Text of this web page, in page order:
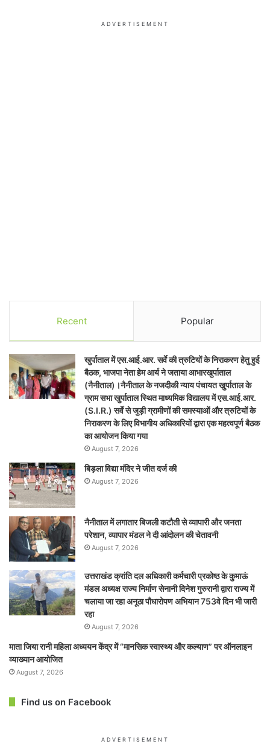
ADVERTISEMENT
Recent Popular
खुर्पाताल में एस.आई.आर. सर्वे की त्रुटियों के निराकरण हेतु हुई
बैठक, भाजपा नेता हेम आर्य ने जताया आभारखुर्पाताल
(नैनीताल)।नैनीताल के नजदीकी न्याय पंचायत खुर्पाताल के
ग्राम सभा खुर्पाताल स्थित माध्यमिक विद्यालय में एस.आई.आर.
(S.I.R.) सर्वे से जुड़ी ग्रामीणों की समस्याओं और त्रुटियों के
निराकरण के लिए विभागीय अधिकारियों द्वारा एक महत्वपूर्ण बैठक
का आयोजन किया गया
August 7, 2026
बिड़ला विद्या मंदिर ने जीत दर्ज की
August 7, 2026
नैनीताल में लगातार बिजली कटौती से व्यापारी और जनता
परेशान, व्यापार मंडल ने दी आंदोलन की चेतावनी
August 7, 2026
उत्तराखंड क्रांति दल अधिकारी कर्मचारी प्रकोष्ठ के कुमाऊं
मंडल अध्यक्ष राज्य निर्माण सेनानी दिनेश गुरुरानी द्वारा राज्य में
चलाया जा रहा अनूठा पौधारोपण अभियान 753वे दिन भी जारी
रहा
August 7, 2026
माता जिया रानी महिला अध्ययन केंद्र में “मानसिक स्वास्थ्य और कल्याण” पर ऑनलाइन
व्याख्यान आयोजित
August 7, 2026
Find us on Facebook
ADVERTISEMENT